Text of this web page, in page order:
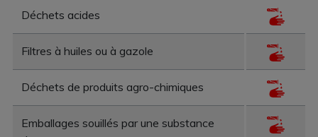
Déchets acides
Filtres à huiles ou à gazole
Déchets de produits agro-chimiques
Emballages souillés par une substance